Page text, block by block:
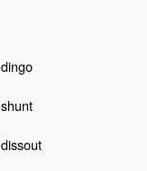
dingo
shunt
dissout